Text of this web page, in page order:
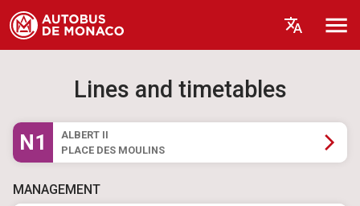
Lines and timetables
N1
ALBERT II
PLACE DES MOULINS
MANAGEMENT